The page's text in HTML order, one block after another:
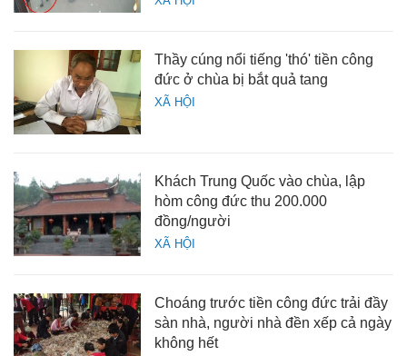
XÃ HỘI
Thầy cúng nổi tiếng 'thó' tiền công
đức ở chùa bị bắt quả tang
XÃ HỘI
Khách Trung Quốc vào chùa, lập
hòm công đức thu 200.000
đồng/người
Choáng trước tiền công đức trải đầy
sàn nhà, người nhà đền xếp cả ngày
không hết